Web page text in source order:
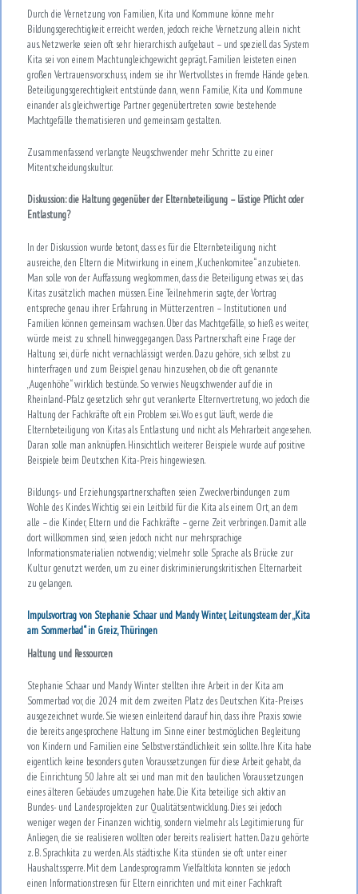
Durch die Vernetzung von Familien, Kita und Kommune könne mehr
Bildungsgerechtigkeit erreicht werden, jedoch reiche Vernetzung allein nicht
aus. Netzwerke seien oft sehr hierarchisch aufgebaut – und speziell das System
Kita sei von einem Machtungleichgewicht geprägt. Familien leisteten einen
großen Vertrauensvorschuss, indem sie ihr Wertvollstes in fremde Hände geben.
Beteiligungsgerechtigkeit entstünde dann, wenn Familie, Kita und Kommune
einander als gleichwertige Partner gegenübertreten sowie bestehende
Machtgefälle thematisieren und gemeinsam gestalten.
Zusammenfassend verlangte Neugschwender mehr Schritte zu einer
Mitentscheidungskultur.
Diskussion: die Haltung gegenüber der Elternbeteiligung – lästige Pflicht oder
Entlastung?
In der Diskussion wurde betont, dass es für die Elternbeteiligung nicht
ausreiche, den Eltern die Mitwirkung in einem „Kuchenkomitee“ anzubieten.
Man solle von der Auffassung wegkommen, dass die Beteiligung etwas sei, das
Kitas zusätzlich machen müssen. Eine Teilnehmerin sagte, der Vortrag
entspreche genau ihrer Erfahrung in Mütterzentren – Institutionen und
Familien können gemeinsam wachsen. Über das Machtgefälle, so hieß es weiter,
würde meist zu schnell hinweggegangen. Dass Partnerschaft eine Frage der
Haltung sei, dürfe nicht vernachlässigt werden. Dazu gehöre, sich selbst zu
hinterfragen und zum Beispiel genau hinzusehen, ob die oft genannte
„Augenhöhe“ wirklich bestünde. So verwies Neugschwender auf die in
Rheinland-Pfalz gesetzlich sehr gut verankerte Elternvertretung, wo jedoch die
Haltung der Fachkräfte oft ein Problem sei. Wo es gut läuft, werde die
Elternbeteiligung von Kitas als Entlastung und nicht als Mehrarbeit angesehen.
Daran solle man anknüpfen. Hinsichtlich weiterer Beispiele wurde auf positive
Beispiele beim Deutschen Kita-Preis hingewiesen.
Bildungs- und Erziehungspartnerschaften seien Zweckverbindungen zum
Wohle des Kindes. Wichtig sei ein Leitbild für die Kita als einem Ort, an dem
alle – die Kinder, Eltern und die Fachkräfte – gerne Zeit verbringen. Damit alle
dort willkommen sind, seien jedoch nicht nur mehrsprachige
Informationsmaterialien notwendig; vielmehr solle Sprache als Brücke zur
Kultur genutzt werden, um zu einer diskriminierungskritischen Elternarbeit
zu gelangen.
Impulsvortrag von Stephanie Schaar und Mandy Winter, Leitungsteam der „Kita
am Sommerbad“ in Greiz, Thüringen
Haltung und Ressourcen
Stephanie Schaar und Mandy Winter stellten ihre Arbeit in der Kita am
Sommerbad vor, die 2024 mit dem zweiten Platz des Deutschen Kita-Preises
ausgezeichnet wurde. Sie wiesen einleitend darauf hin, dass ihre Praxis sowie
die bereits angesprochene Haltung im Sinne einer bestmöglichen Begleitung
von Kindern und Familien eine Selbstverständlichkeit sein sollte. Ihre Kita habe
eigentlich keine besonders guten Voraussetzungen für diese Arbeit gehabt, da
die Einrichtung 50 Jahre alt sei und man mit den baulichen Voraussetzungen
eines älteren Gebäudes umzugehen habe. Die Kita beteilige sich aktiv an
Bundes- und Landesprojekten zur Qualitätsentwicklung. Dies sei jedoch
weniger wegen der Finanzen wichtig, sondern vielmehr als Legitimierung für
Anliegen, die sie realisieren wollten oder bereits realisiert hatten. Dazu gehörte
z. B. Sprachkita zu werden. Als städtische Kita stünden sie oft unter einer
Haushaltssperre. Mit dem Landesprogramm Vielfaltkita konnten sie jedoch
einen Informationstresen für Eltern einrichten und mit einer Fachkraft